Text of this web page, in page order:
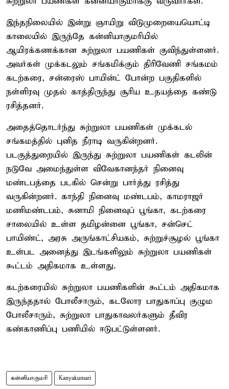
இந்தநிலையில் இன்று ஞாயிறு விடுமுறையையொட்டி
காலையில் இருந்தே கன்னியாகுமரியில்
ஆயிரக்கணக்கான சுற்றுலா பயணிகள் குவிந்துள்ளனர்.
அவர்கள் முக்கடலும் சங்கமிக்கும் திரிவேணி சங்கமம்
கடற்கரை, சன்ரைஸ் பாயின்ட் போன்ற பகுதிகளில்
நள்ளிரவு முதல் காத்திருந்து சூரிய உதயத்தை கண்டு
ரசித்தனர்.
அதைத்தொடர்ந்து சுற்றுலா பயணிகள் முக்கடல்
சங்கமத்தில் புனித நீராடி வருகின்றனர்.
படகுத்துறையில் இருந்து சுற்றுலா பயணிகள் கடலின்
நடுவே அமைந்துள்ள விவேகானந்தர் நினைவு
மண்டபத்தை படகில் சென்று பார்த்து ரசித்து
வருகின்றனர். காந்தி நினைவு மண்டபம், காமராஜர்
மணிமண்டபம், சுனாமி நினைவுப் பூங்கா, கடற்கரை
சாலையில் உள்ள தமிழன்னை பூங்கா, சன்செட்
பாயிண்ட், அரசு அருங்காட்சியகம், சுற்றுச்சூழல் பூங்கா
உள்பட அனைத்து இடங்களிலும் சுற்றுலா பயணிகள்
கூட்டம் அதிகமாக உள்ளது.
கடற்கரையில் சுற்றுலா பயணிகளின் கூட்டம் அதிகமாக
இருந்ததால் போலீசாரும், கடலோர பாதுகாப்பு குழும
போலீசாரும், சுற்றுலா பாதுகாவலர்களும் தீவிர
கண்காணிப்பு பணியில் ஈடுபட்டுள்ளனர்.
கன்னியாகுமரி Kanyakumari